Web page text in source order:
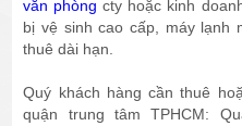
văn phòng cty hoặc kinh
bị vệ sinh cao cấp, máy lạnh
thuê dài hạn.
Quý khách hàng cần thuê
quận trung tâm TPHCM: